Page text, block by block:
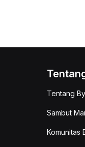
Tentang
Sambut
Komunitas